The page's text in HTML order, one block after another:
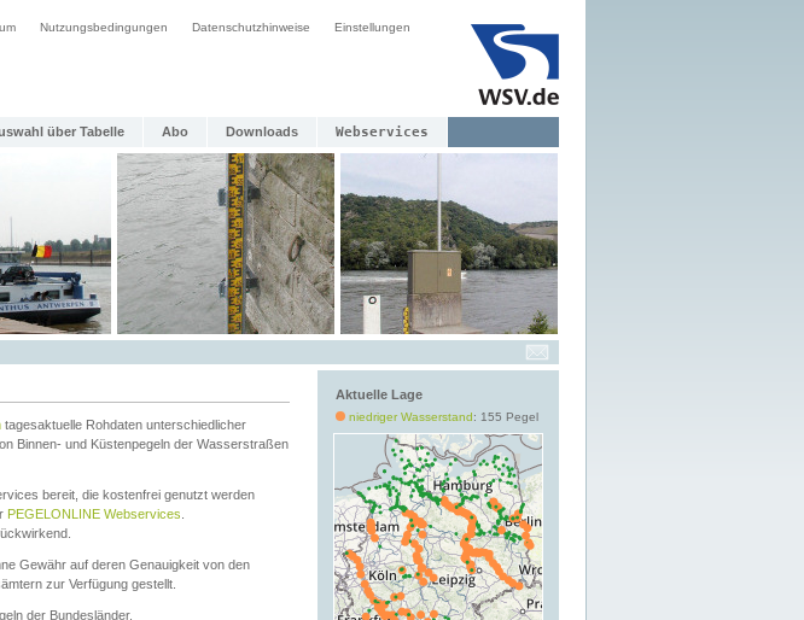
Nutzungsbedingungen Datenschutzhinweise Einstellungen
über Tabelle Abo Downloads Webservices
Aktuelle Lage
niedriger Wasserstand: 155 Pegel
tagesaktuelle Rohdaten unterschiedlicher
Binnen- und Küstenpegeln der Wasserstraßen
bereit, die kostenfrei genutzt werden
PEGELONLINE Webservices
Gewähr auf deren Genauigkeit von den
zur Verfügung gestellt.
der Bundesländer.